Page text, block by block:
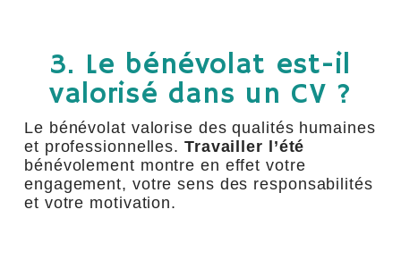
3. Le bénévolat est-il
valorisé dans un CV ?
Le bénévolat valorise des qualités humaines
et professionnelles. Travailler l’été
bénévolement montre en effet votre
engagement, votre sens des responsabilités
et votre motivation.